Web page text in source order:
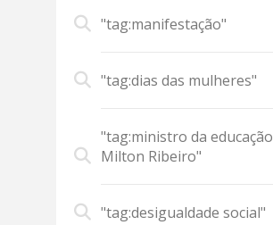
"tag:manifestação"
"tag:dias das mulheres"
"tag:ministro da educação
Milton Ribeiro"
"tag:desigualdade social"